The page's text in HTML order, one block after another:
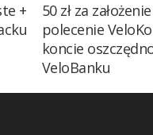
+
50 zł za
polecenie
koncie
VeloBanku